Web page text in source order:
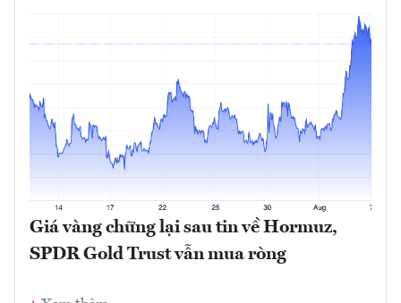
Giá vàng chững lại sau tin về Hormuz,
SPDR Gold Trust vẫn mua ròng